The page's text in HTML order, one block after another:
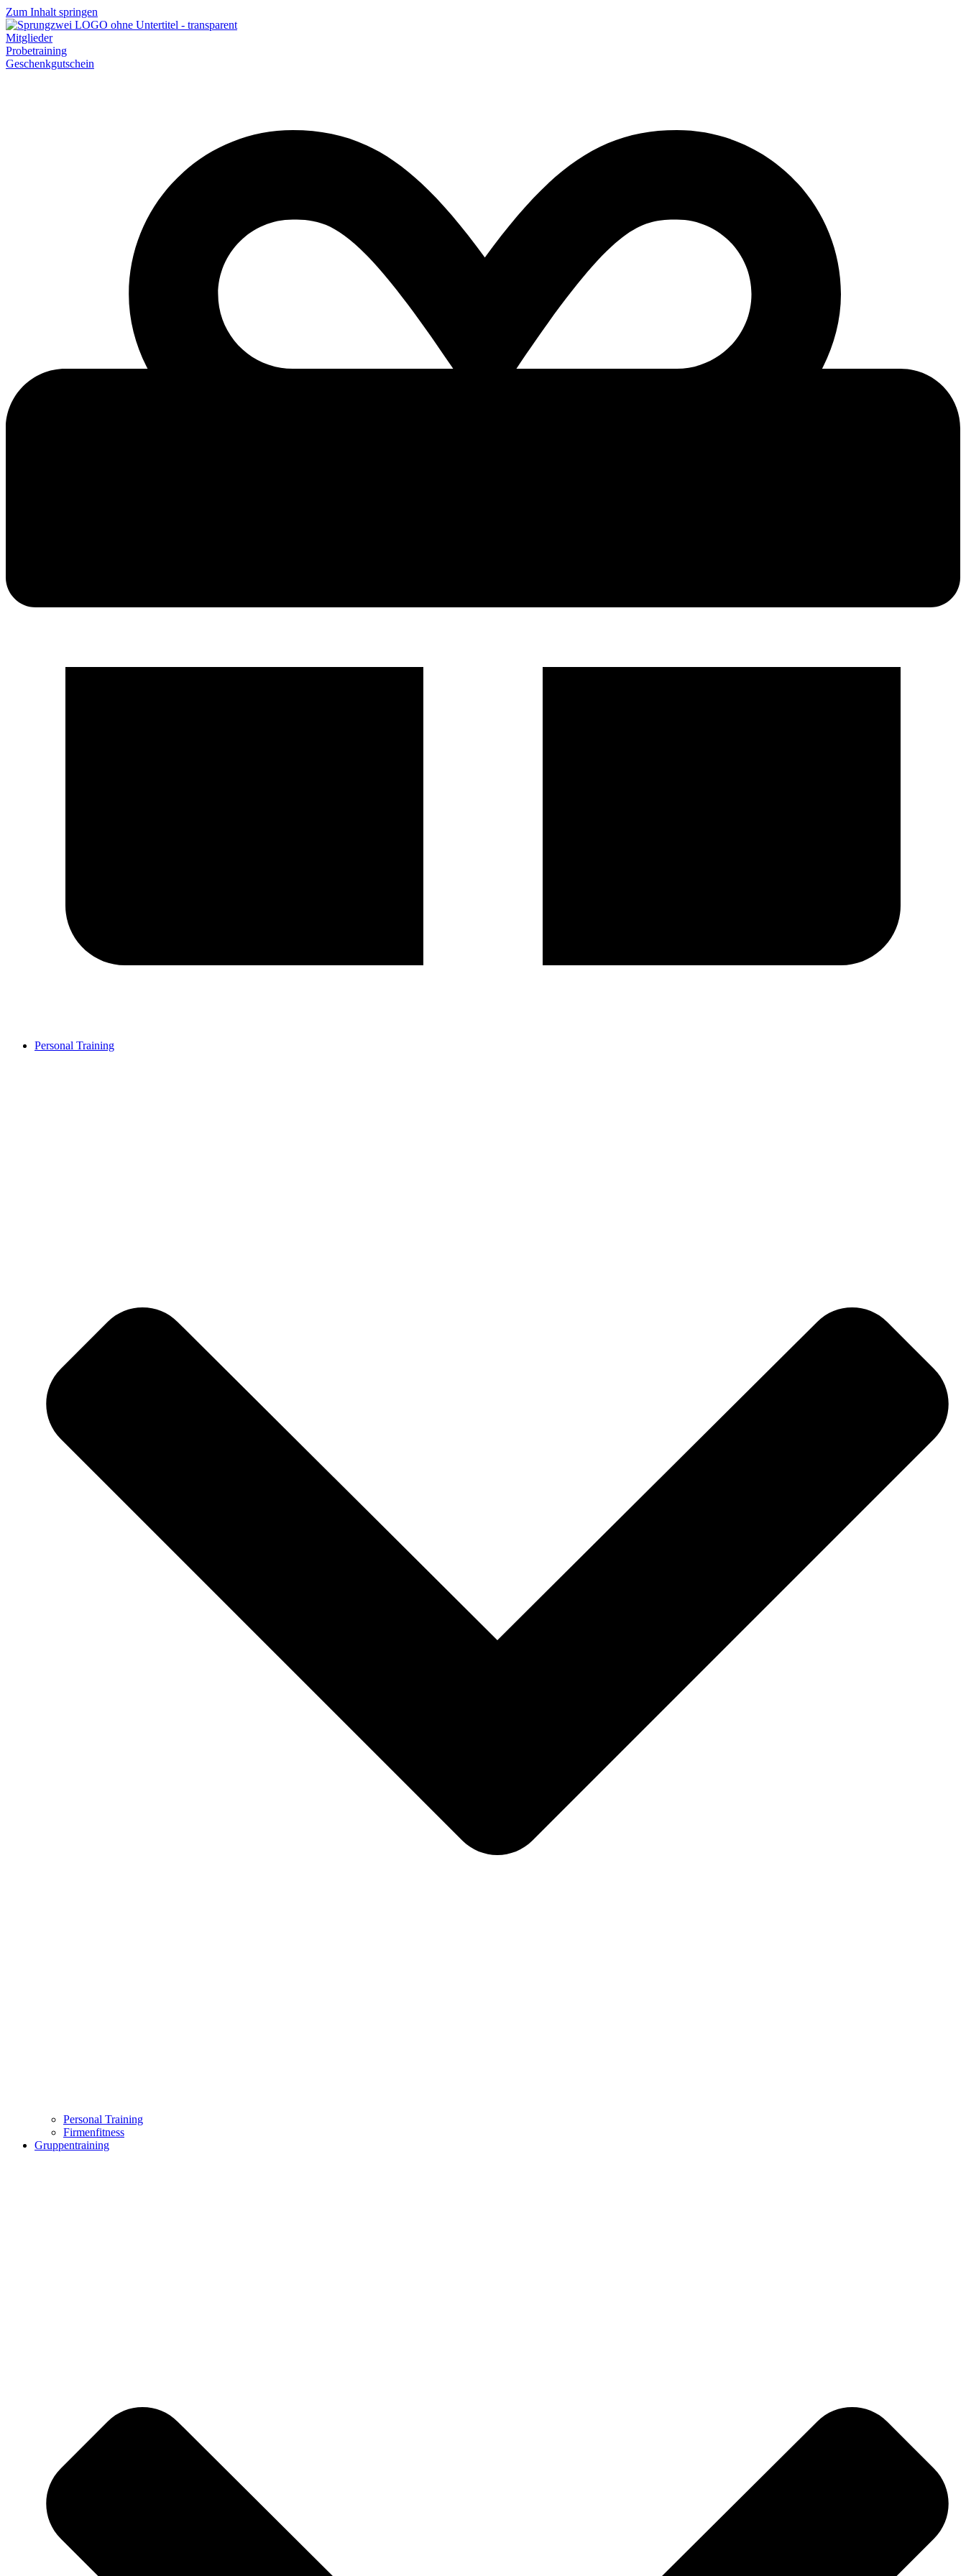
Zum Inhalt springen
Mitglieder
Probetraining
Geschenkgutschein
Personal Training
Personal Training
Firmenfitness
Gruppentraining